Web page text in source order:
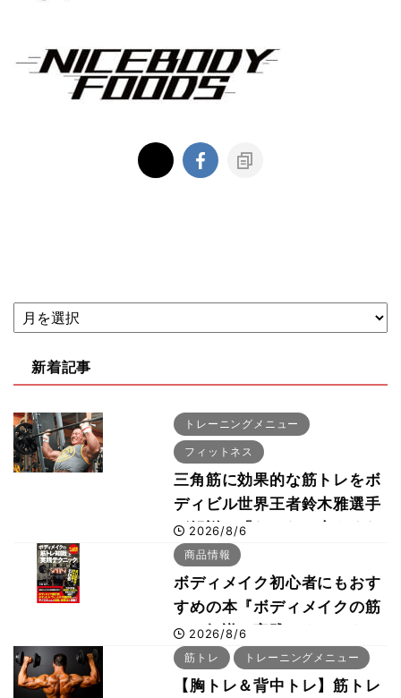
新着記事
トレーニングメニュー
フィットネス
三角筋に効果的な筋トレをボ
ディビル世界王者鈴木雅選手
が解説！「なかなか大きくな
らない肩の鍛え方」前編
2026/8/6
商品情報
ボディメイク初心者にもおす
すめの本『ボディメイクの筋
トレ知識と実践テクニック』
2026/8/6
筋トレ トレーニングメニュー
【胸トレ＆背中トレ】筋トレ